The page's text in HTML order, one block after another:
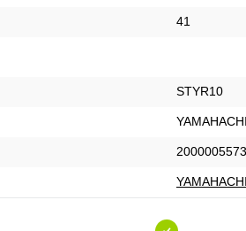
41
STYR10
YAMAHACHI
YAMAHACHI